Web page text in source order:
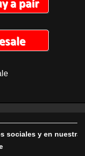
sociales y en nuestra